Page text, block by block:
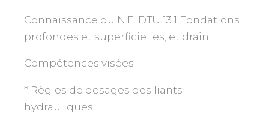
Connaissance du N.F. DTU 13.1 Fondations
profondes et superficielles, et drain
Compétences visées
* Règles de dosages des liants
hydrauliques